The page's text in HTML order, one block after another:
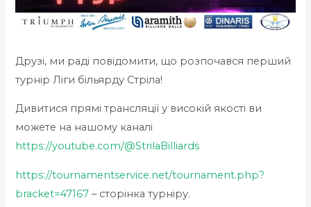
Друзі, ми раді повідомити, що розпочався перший
турнір Ліги більярду Стріла!
Дивитися прямі трансляції у високій якості ви
можете на нашому каналі
https://youtube.com/@StrilaBilliards
https://tournamentservice.net/tournament.php?
bracket=47167 – сторінка турніру.